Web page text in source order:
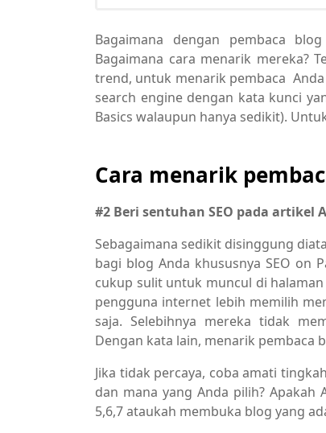
Bagaimana dengan pembaca
Bagaimana cara menarik mereka?
trend, untuk menarik pembaca
search engine dengan kata kunci
Basics walaupun hanya sedikit).
Cara menarik
#2 Beri sentuhan SEO pada artikel
Sebagaimana sedikit disinggung
bagi blog Anda khususnya SEO on
cukup sulit untuk muncul di
pengguna internet lebih memilih
saja. Selebihnya mereka tidak
Dengan kata lain, menarik pembaca
Jika tidak percaya, coba amati
dan mana yang Anda pilih?
5,6,7 ataukah membuka blog yang